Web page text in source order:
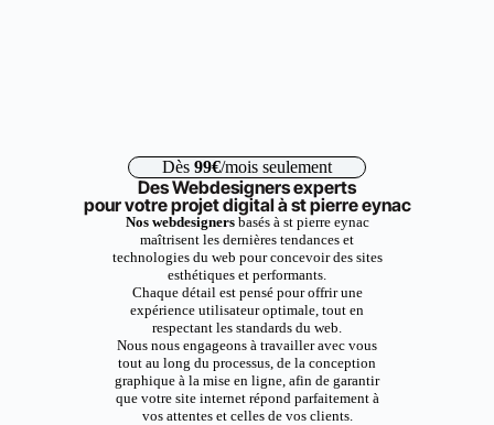
Dès 99€/mois seulement
Des Webdesigners experts
pour votre projet digital à st pierre eynac
Nos webdesignersbasés à st pierre eynac
maîtrisent les dernières tendances et
technologies du web pour concevoir des sites
esthétiques et performants.
Chaque détail est pensé pour offrir une
expérience utilisateur optimale, tout en
respectant les standards du web.
Nous nous engageons à travailler avec vous
tout au long du processus, de la conception
graphique à la mise en ligne, afin de garantir
que votre site internet répond parfaitement à
vos attentes et celles de vos clients.